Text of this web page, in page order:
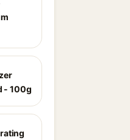
- 100g